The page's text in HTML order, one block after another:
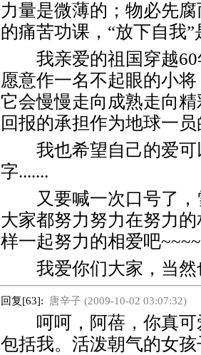
力量是微薄的；物必先
的痛苦功课，“放下自我
我亲爱的祖国穿越
愿意作一名不起眼的小
它会慢慢走向成熟走向
回报的承担作为地球一员
我也希望自己的爱
字.......
又要喊一次口号了
大家都努力努力在努力
样一起努力的相爱吧
我爱你们大家，当
回复[63]: 唐辛子 (2009-10-02 03:07:32)
呵呵，阿蓓，你真可
包括我。活泼朝气的女